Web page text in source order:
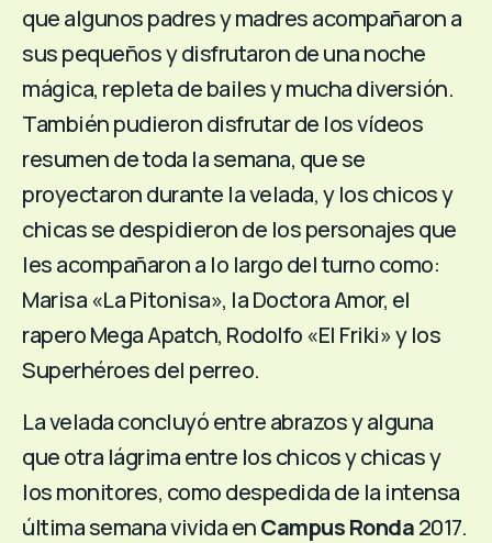
que algunos padres y madres acompañaron a
sus pequeños y disfrutaron de una noche
mágica, repleta de bailes y mucha diversión.
También pudieron disfrutar de los vídeos
resumen de toda la semana, que se
proyectaron durante la velada, y los chicos y
chicas se despidieron de los personajes que
les acompañaron a lo largo del turno como:
Marisa «La Pitonisa», la Doctora Amor, el
rapero Mega Apatch, Rodolfo «El Friki» y los
Superhéroes del perreo.
La velada concluyó entre abrazos y alguna
que otra lágrima entre los chicos y chicas y
los monitores, como despedida de la intensa
última semana vivida enCampus Ronda2017.